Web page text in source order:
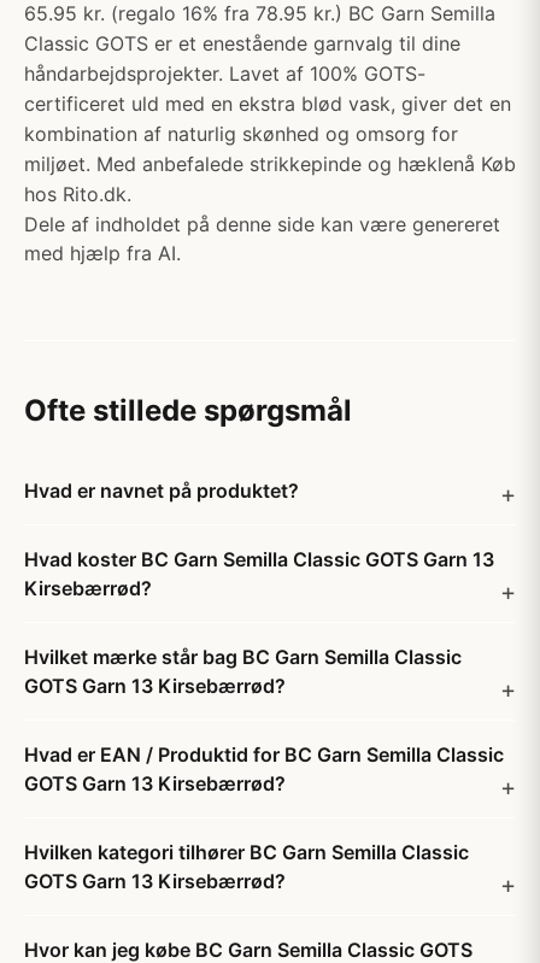
65.95 kr. (regalo 16% fra 78.95 kr.) BC Garn Semilla
Classic GOTS er et enestående garnvalg til dine
håndarbejdsprojekter. Lavet af 100% GOTS-
certificeret uld med en ekstra blød vask, giver det en
kombination af naturlig skønhed og omsorg for
miljøet. Med anbefalede strikkepinde og hæklenå Køb
hos Rito.dk.
Dele af indholdet på denne side kan være genereret
med hjælp fra AI.
Ofte stillede spørgsmål
Hvad er navnet på produktet?
Hvad koster BC Garn Semilla Classic GOTS Garn 13
Kirsebærrød?
Hvilket mærke står bag BC Garn Semilla Classic
GOTS Garn 13 Kirsebærrød?
Hvad er EAN / Produktid for BC Garn Semilla Classic
GOTS Garn 13 Kirsebærrød?
Hvilken kategori tilhører BC Garn Semilla Classic
GOTS Garn 13 Kirsebærrød?
Hvor kan jeg købe BC Garn Semilla Classic GOTS